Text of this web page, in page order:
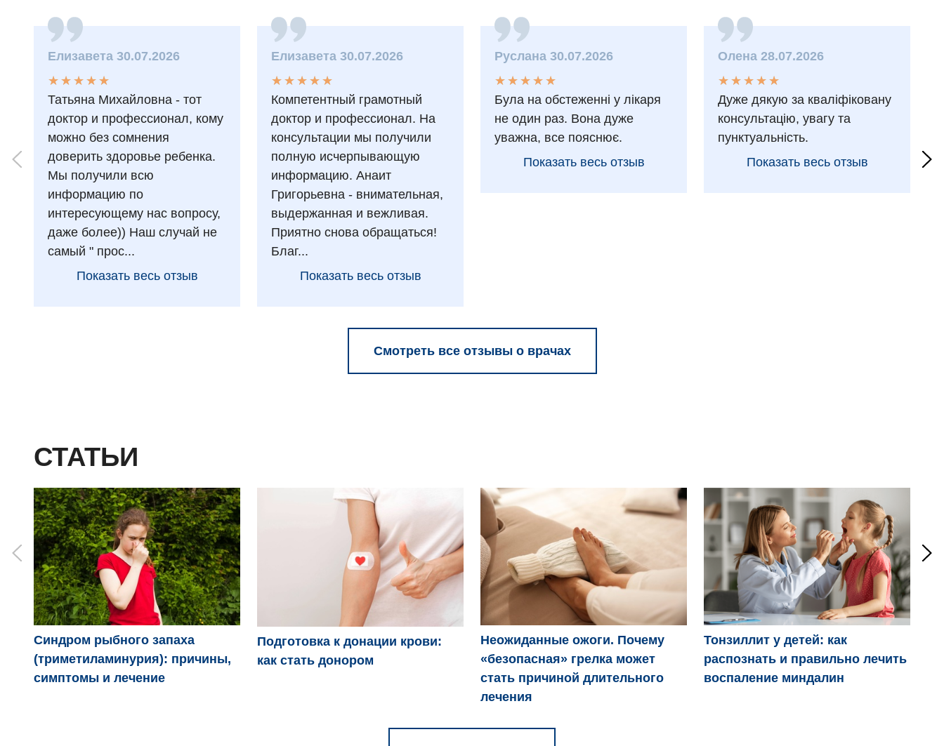
Елизавета 30.07.2026
★
★
★
★
★
★ ★ ★ ★ ★
Татьяна Михайловна - тот
доктор и профессионал, кому
можно без сомнения
доверить здоровье ребенка.
Мы получили всю
информацию по
интересующему нас вопросу,
даже более)) Наш случай не
самый " прос...
Показать весь отзыв
Елизавета 30.07.2026
★
★
★
★
★
★ ★ ★ ★ ★
Компетентный грамотный
доктор и профессионал. На
консультации мы получили
полную исчерпывающую
информацию. Анаит
Григорьевна - внимательная,
выдержанная и вежливая.
Приятно снова обращаться!
Благ...
Показать весь отзыв
Руслана 30.07.2026
★
★
★
★
★
★ ★ ★ ★ ★
Була на обстеженні у лікаря
не один раз. Вона дуже
уважна, все пояснює.
Показать весь отзыв
Олена 28.07.2026
★
★
★
★
★
★ ★ ★ ★ ★
Дуже дякую за кваліфіковану
консультацію, увагу та
пунктуальність.
Показать весь отзыв
Смотреть все отзывы о врачах
СТАТЬИ
Синдром рыбного запаха
(триметиламинурия): причины,
симптомы и лечение
Подготовка к донации крови:
как стать донором
Неожиданные ожоги. Почему
«безопасная» грелка может
стать причиной длительного
лечения
Тонзиллит у детей: как
распознать и правильно лечить
воспаление миндалин